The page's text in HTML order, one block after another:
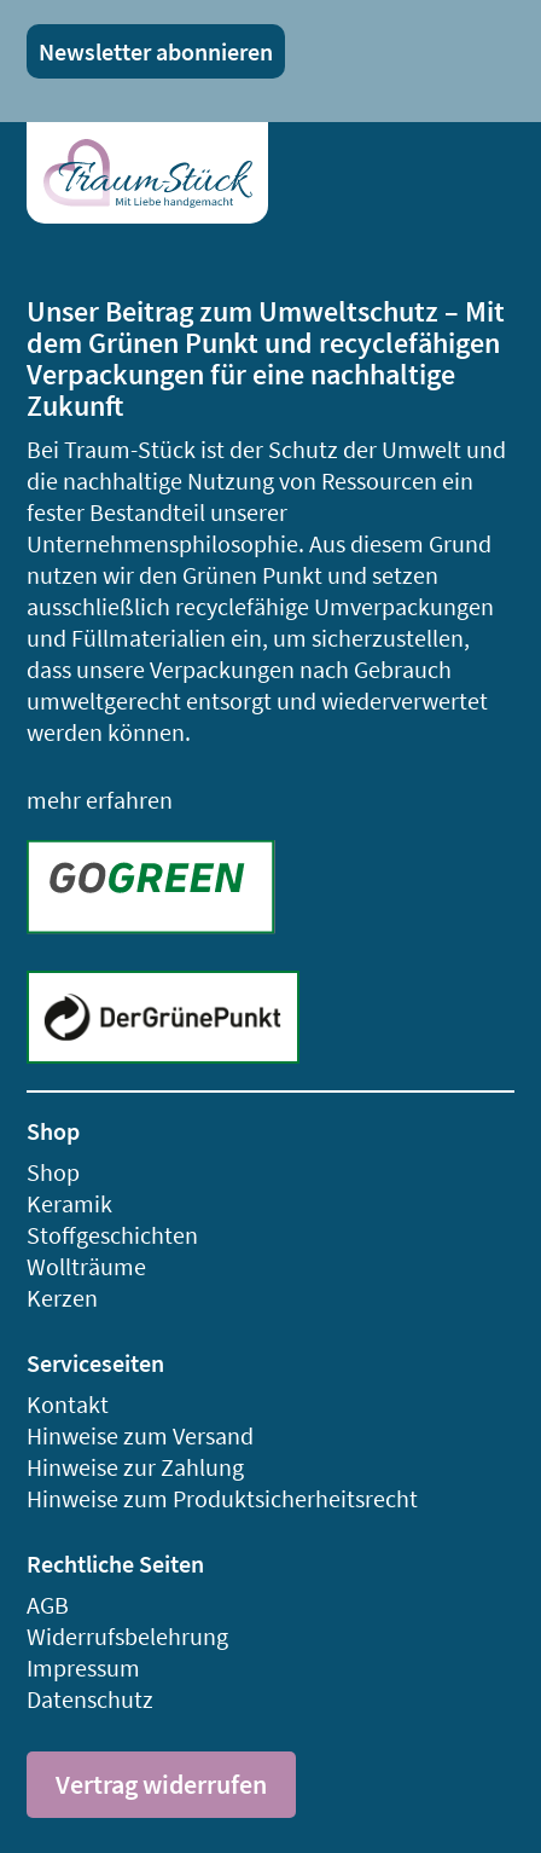
Unser Beitrag zum Umweltschutz – Mit
dem Grünen Punkt und recyclefähigen
Verpackungen für eine nachhaltige
Zukunft
Bei Traum-Stück ist der Schutz der Umwelt und
die nachhaltige Nutzung von Ressourcen ein
fester Bestandteil unserer
Unternehmensphilosophie. Aus diesem Grund
nutzen wir den Grünen Punkt und setzen
ausschließlich recyclefähige Umverpackungen
und Füllmaterialien ein, um sicherzustellen,
dass unsere Verpackungen nach Gebrauch
umweltgerecht entsorgt und wiederverwertet
werden können.
mehr erfahren
Shop
Shop
Keramik
Stoffgeschichten
Wollträume
Kerzen
Serviceseiten
Kontakt
Hinweise zum Versand
Hinweise zur Zahlung
Hinweise zum Produktsicherheitsrecht
Rechtliche Seiten
AGB
Widerrufsbelehrung
Impressum
Datenschutz
Vertrag widerrufen